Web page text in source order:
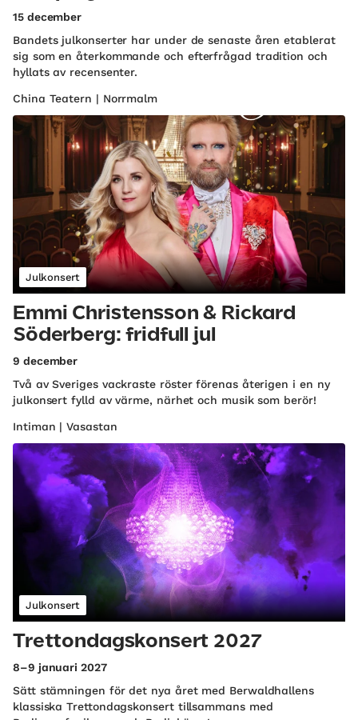
15 december
Bandets julkonserter har under de senaste åren etablerat
sig som en återkommande och efterfrågad tradition och
hyllats av recensenter.
China Teatern | Norrmalm
Julkonsert
Emmi Christensson & Rickard
Söderberg: fridfull jul
9 december
Två av Sveriges vackraste röster förenas återigen i en ny
julkonsert fylld av värme, närhet och musik som berör!
Intiman | Vasastan
Julkonsert
Trettondagskonsert 2027
8–9 januari 2027
Sätt stämningen för det nya året med Berwaldhallens
klassiska Trettondagskonsert tillsammans med